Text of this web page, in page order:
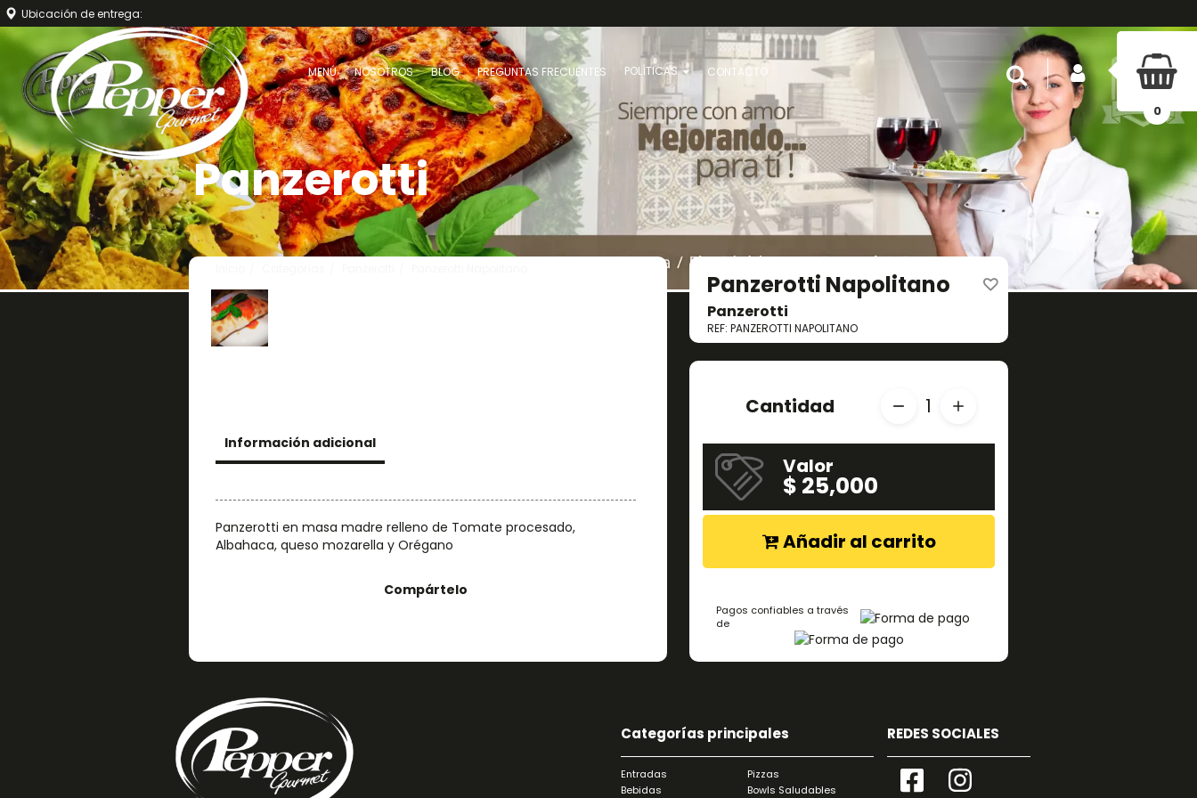
Ubicación de entrega:
MENÚ NOSOTROS BLOG PREGUNTAS FRECUENTES POLÍTICAS CONTACTO INICIAR SESIÓN
Buscar
0
Panzerotti
Información adicional
Panzerotti en masa madre relleno de Tomate procesado,
Albahaca, queso mozarella y Orégano
Compártelo
Panzerotti Napolitano
Panzerotti
REF: PANZEROTTI NAPOLITANO
Cantidad 1
Valor
$ 25,000
Añadir al carrito
Pagos confiables a través
de
Categorías principales
Entradas
Pizzas
Bebidas
Bowls Saludables
REDES SOCIALES